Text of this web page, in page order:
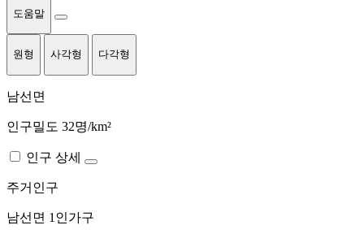
도움말
원형 사각형 다각형
남선면
인구밀도 32명/km²
인구 상세
주거인구
남선면 1인가구